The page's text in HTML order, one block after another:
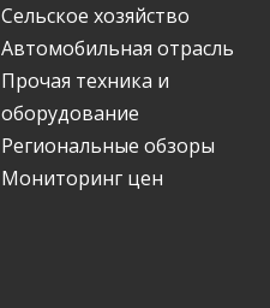
Сельское хозяйство
Автомобильная отрасль
Прочая техника и
оборудование
Региональные обзоры
Мониторинг цен